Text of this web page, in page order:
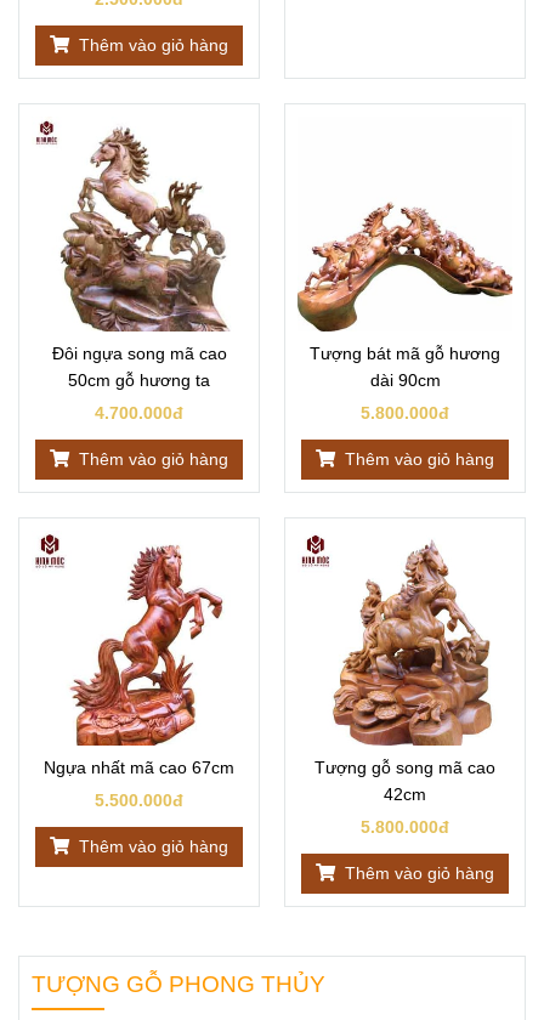
Thêm vào giỏ hàng
Đôi ngựa song mã cao
50cm gỗ hương ta
4.700.000đ
Thêm vào giỏ hàng
Tượng bát mã gỗ hương
dài 90cm
5.800.000đ
Thêm vào giỏ hàng
Ngựa nhất mã cao 67cm
5.500.000đ
Thêm vào giỏ hàng
Tượng gỗ song mã cao
42cm
5.800.000đ
Thêm vào giỏ hàng
TƯỢNG GỖ PHONG THỦY